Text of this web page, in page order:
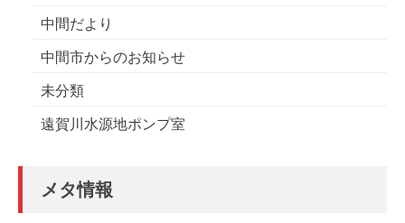
中間だより
中間市からのお知らせ
未分類
遠賀川水源地ポンプ室
メタ情報